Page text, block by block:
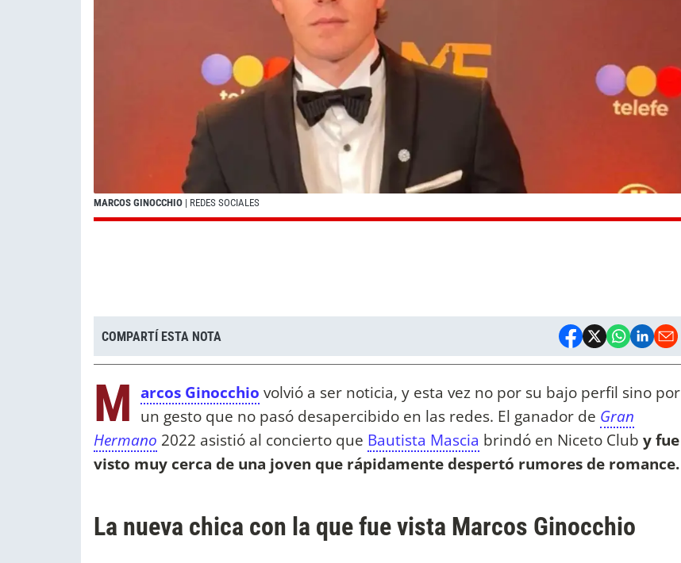
MARCOS GINOCCHIO | REDES SOCIALES
COMPARTÍ ESTA NOTA
M arcos Ginocchio volvió a ser noticia, y esta vez no por su bajo perfil sino por
un gesto que no pasó desapercibido en las redes. El ganador de Gran
Hermano 2022 asistió al concierto que Bautista Mascia brindó en Niceto Club y fue
visto muy cerca de una joven que rápidamente despertó rumores de romance.
La nueva chica con la que fue vista Marcos Ginocchio